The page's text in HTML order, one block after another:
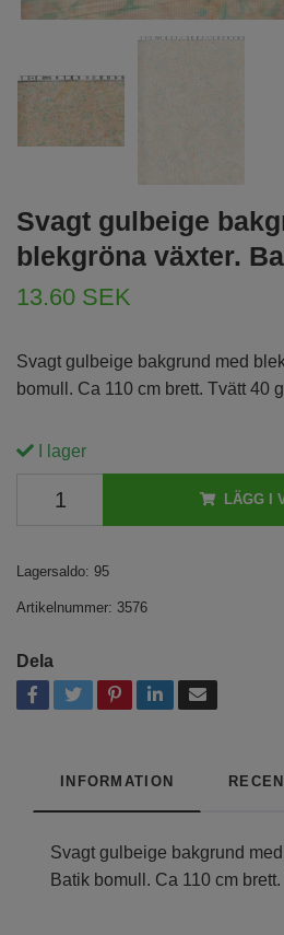
Svagt gulbeige
blekgröna växter.
13.60 SEK
Svagt gulbeige bakgrund med
bomull. Ca 110 cm brett. Tvätt 40
I lager
LÄGG I
Lagersaldo: 95
Artikelnummer: 3576
Dela
INFORMATION
Svagt gulbeige bakgrund
Batik bomull. Ca 110 cm